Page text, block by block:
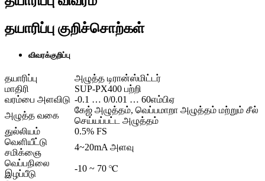
தயாரிப்பு குறிச்சொற்கள்
விவரக்குறிப்பு
தயாரிப்பு
அழுத்த டிரான்ஸ்மிட்டர்
மாதிரி
SUP-PX400 பற்றி
வரம்பை அளவிடு -0.1 … 0/0.01 … 60எம்பிஏ
அழுத்த வகை
கேஜ் அழுத்தம், வெப்பமாறா அழுத்தம் மற்றும் சீல்
செய்யப்பட்ட அழுத்தம்
துல்லியம்
0.5% FS
வெளியீட்டு
சமிக்ஞை
4~20mA அளவு
வெப்பநிலை
இழப்பீடு
-10 ~ 70 ℃